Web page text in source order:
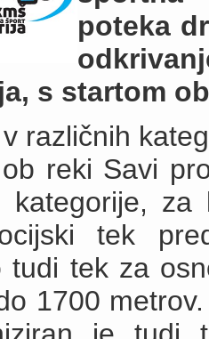
poteka
s startom
različnih
reki Savi
kategorije,
tek
tudi tek za
1700